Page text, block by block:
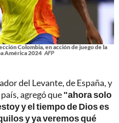
Colombia, en acción de juego de la
América 2024 AFP
del Levante, de España, y
agregó que"ahora solo
y el tiempo de Dios es
y ya veremos qué